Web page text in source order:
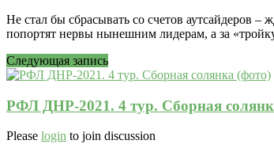
Не стал бы сбрасывать со счетов аутсайдеров
попортят нервы нынешним лидерам, а за
Следующая запись
РФЛ ДНР-2021. 4 тур. Сборная
Please login to join discussion